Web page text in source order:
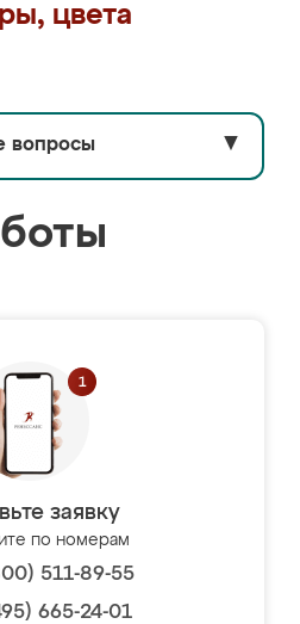
цвета
вопросы ▼
заявку
по номерам
511-89-55
665-24-01